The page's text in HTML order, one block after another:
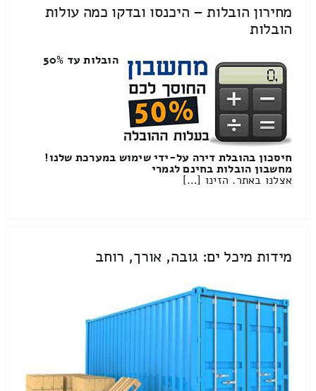
מחירון הובלות – היכנסו ובדקו כמה עולות
הובלות
הובלות עד 50%
חיסכון בהובלת דירה על-ידי שימוש במערכת שלנו!
מחשבון הובלות בחינם לגמרי
אצלנו באתר. הזינו […]
מידות מיכל ים: גובה, אורך, רוחב